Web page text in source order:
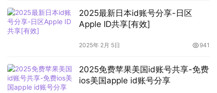
2025最新日本id账号分享-日区
Apple ID共享[有效]
2025年 2月 5日 941
2025免费苹果美国id账号共享-免费
ios美国apple id账号分享